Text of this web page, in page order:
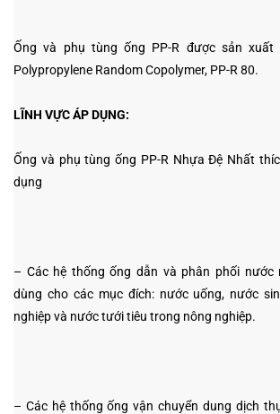
Ống và phụ tùng ống PP-R được sản
Polypropylene Random Copolymer, PP-R 80.
LĨNH VỰC ÁP DỤNG:
Ống và phụ tùng ống PP-R Nhựa Đệ Nhất
dụng
– Các hệ thống ống dẫn và phân phối nước
dùng cho các mục đích: nước uống, nước
nghiệp và nước tưới tiêu trong nông nghiệp.
– Các hệ thống ống vận chuyển dung dịch